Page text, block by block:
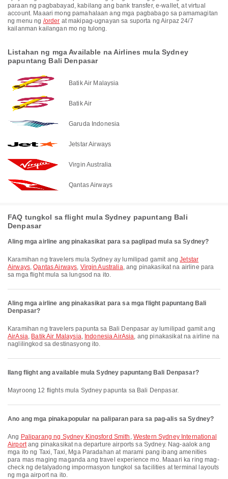
paraan ng pagbabayad, kabilang ang bank transfer, e-wallet, at virtual
account. Maaari mong pamahalaan ang mga pagbabago sa pamamagitan
ng menu ng /order at makipag-ugnayan sa suporta ng Airpaz 24/7
kailanman kailangan mo ng tulong.
Listahan ng mga Available na Airlines mula Sydney
papuntang Bali Denpasar
Batik Air Malaysia
Batik Air
Garuda Indonesia
Jetstar Airways
Virgin Australia
Qantas Airways
FAQ tungkol sa flight mula Sydney papuntang Bali
Denpasar
Aling mga airline ang pinakasikat para sa paglipad mula sa Sydney?
Karamihan ng travelers mula Sydney ay lumilipad gamit angJetstar
Airways,Qantas Airways, Virgin Australia, ang pinakasikat na airline para
sa mga flight mula sa lungsod na ito.
Aling mga airline ang pinakasikat para sa mga flight papuntang Bali
Denpasar?
Karamihan ng travelers papunta sa Bali Denpasar ay lumilipad gamit ang
AirAsia, Batik Air Malaysia, Indonesia AirAsia, ang pinakasikat na airline na
naglilingkod sa destinasyong ito.
Ilang flight ang available mula Sydney papuntang Bali Denpasar?
Mayroong 12 flights mula Sydney papunta sa Bali Denpasar.
Ano ang mga pinakapopular na paliparan para sa pag-alis sa Sydney?
Ang Paliparang ng Sydney Kingsford Smith , Western Sydney International
Airportang pinakasikat na departure airports sa Sydney. Nag-aalok ang
mga ito ng Taxi, Taxi, Mga Paradahan at marami pang ibang amenities
para mas maging maganda ang travel experience mo. Maaari ka ring mag-
check ng detalyadong impormasyon tungkol sa facilities at terminal layouts
ng mga airport na ito.